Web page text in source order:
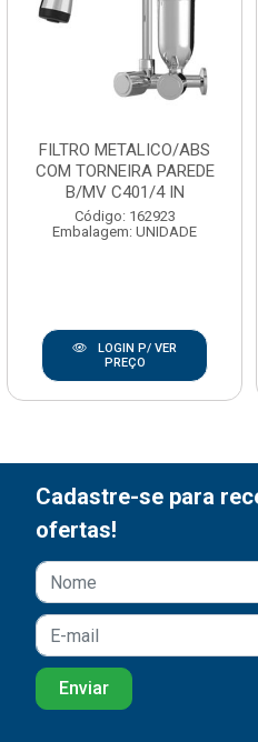
FILTRO METALICO/ABS
COM TORNEIRA PAREDE
B/MV C401/4 IN
Código: 162923
Embalagem: UNIDADE
LOGIN P/ VER
PREÇO
Cadastre-se para
ofertas!